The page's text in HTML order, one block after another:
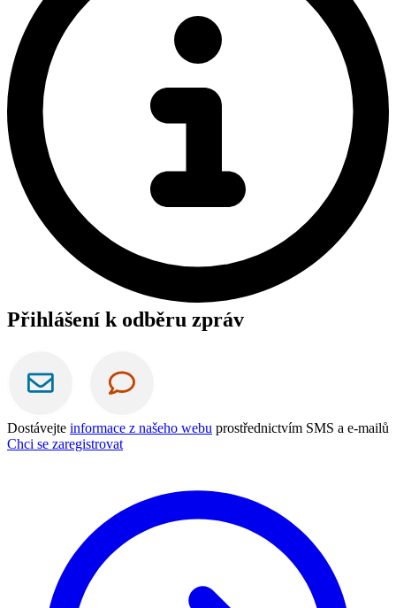
Přihlášení k odběru zpráv
Dostávejte informace z našeho webu prostřednictvím SMS a e-mailů
Chci se zaregistrovat